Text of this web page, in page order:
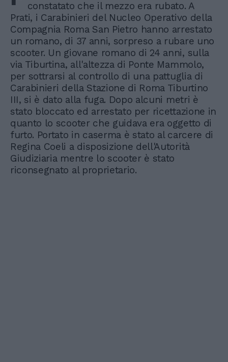
constatato che il mezzo era rubato. A
Prati, i Carabinieri del Nucleo Operativo della
Compagnia Roma San Pietro hanno arrestato
un romano, di 37 anni, sorpreso a rubare uno
scooter. Un giovane romano di 24 anni, sulla
via Tiburtina, all'altezza di Ponte Mammolo,
per sottrarsi al controllo di una pattuglia di
Carabinieri della Stazione di Roma Tiburtino
III, si è dato alla fuga. Dopo alcuni metri è
stato bloccato ed arrestato per ricettazione in
quanto lo scooter che guidava era oggetto di
furto. Portato in caserma è stato al carcere di
Regina Coeli a disposizione dell'Autorità
Giudiziaria mentre lo scooter è stato
riconsegnato al proprietario.